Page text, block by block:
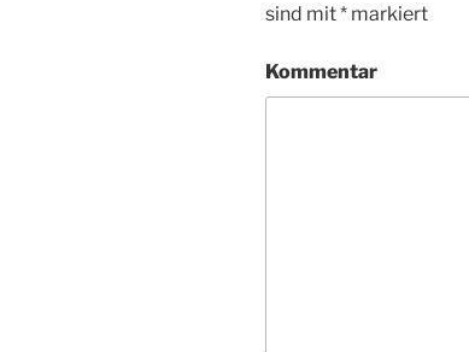
sind mit* markiert
Kommentar